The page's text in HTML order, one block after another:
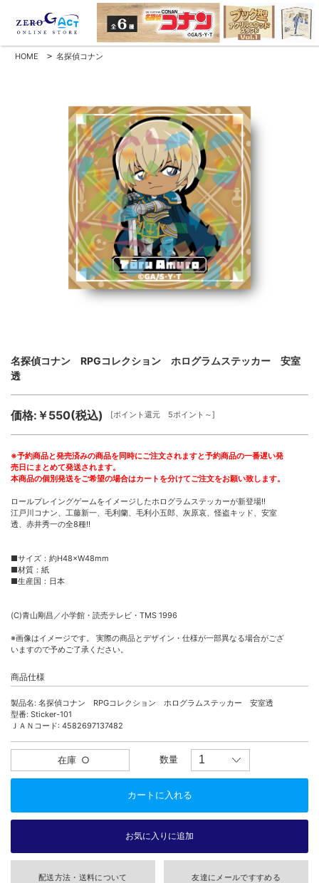
HOME > 名探偵コナン
名探偵コナン RPGコレクション ホログラムステッカー 安室
透
価格:￥550(税込) [ポイント還元 5ポイント～]
※予約商品と発売済みの商品を同時にご注文されますと予約商品の一番遅い発
売日にまとめて発送されます。
本商品の個別発送をご希望の場合はカートを分けてご注文をお願い致します。
ロールプレイングゲームをイメージしたホログラムステッカーが新登場!!
江戸川コナン、工藤新一、毛利蘭、毛利小五郎、灰原哀、怪盗キッド、安室
透、赤井秀一の全8種!!
■サイズ：約H48×W48mm
■材質：紙
■生産国：日本
(C)青山剛昌／小学館・読売テレビ・TMS 1996
※画像はイメージです。 実際の商品とデザイン・仕様が一部異なる場合がござ
いますので予めご了承ください。
商品仕様
製品名: 名探偵コナン RPGコレクション ホログラムステッカー 安室透
型番: Sticker-101
ＪＡＮコード: 4582697137482
在庫 ○ 数量
配送方法・送料について 友達にメールですすめる